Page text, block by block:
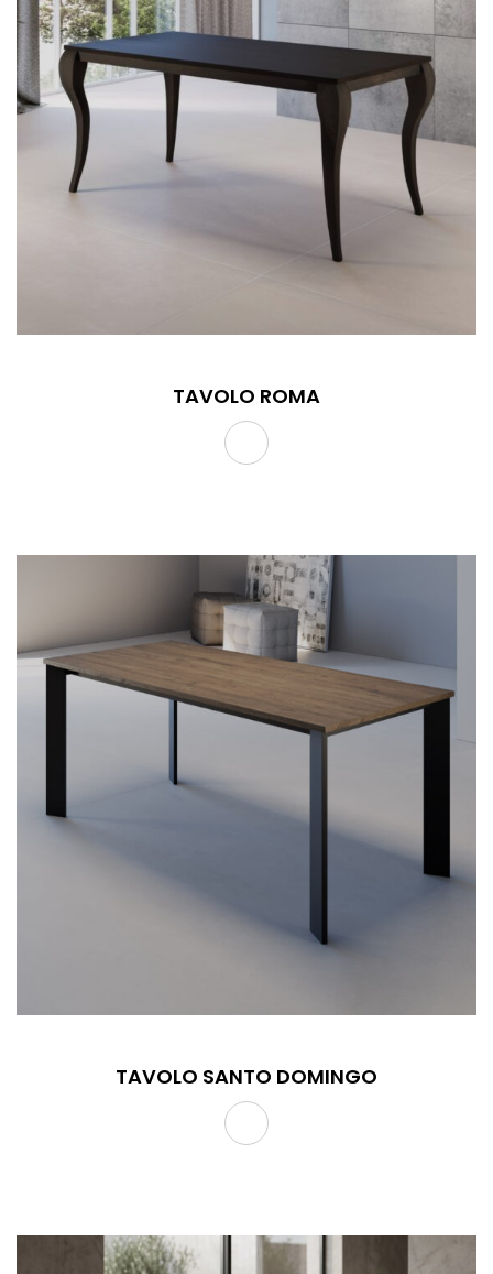
TAVOLO ROMA
TAVOLO SANTO DOMINGO